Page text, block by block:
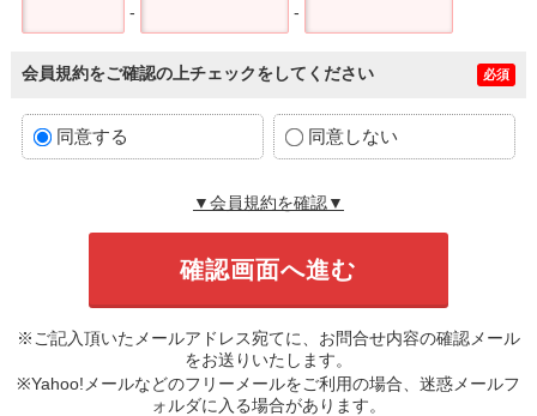
- -
会員規約をご確認の上チェックをしてください 必須
同意する 同意しない
▼会員規約を確認▼
※ご記入頂いたメールアドレス宛てに、お問合せ内容の確認メール
をお送りいたします。
※Yahoo!メールなどのフリーメールをご利用の場合、迷惑メールフ
ォルダに入る場合があります。